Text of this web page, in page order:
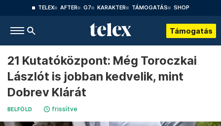
TELEX AFTER G7 KARAKTER TÁMOGATÁS SHOP
Támogatás
21 Kutatóközpont: Még Toroczkai
Lászlót is jobban kedvelik, mint
Dobrev Klárát
BELFÖLD frissítve